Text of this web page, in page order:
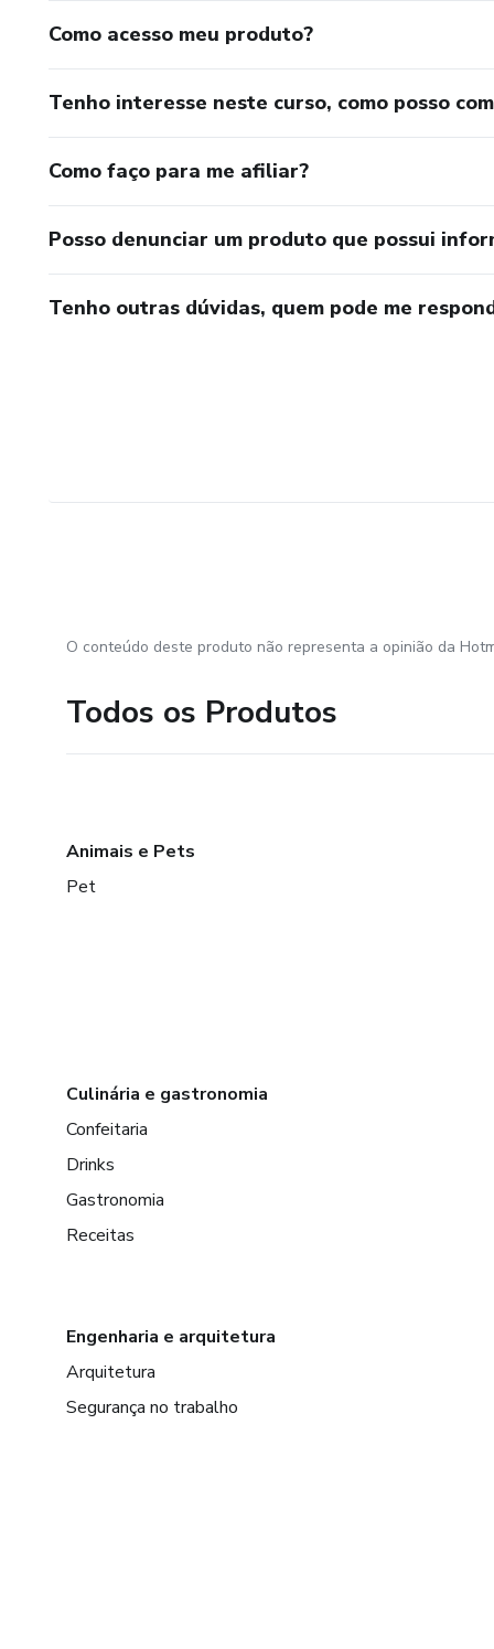
Como acesso meu produto?
Tenho interesse neste curso, como posso
Como faço para me afiliar?
Posso denunciar um produto que possui
Tenho outras dúvidas, quem pode me
O conteúdo deste produto não representa a opinião da
Todos os Produtos
Animais e Pets
Pet
Culinária e gastronomia
Confeitaria
Drinks
Gastronomia
Receitas
Engenharia e arquitetura
Arquitetura
Segurança no trabalho